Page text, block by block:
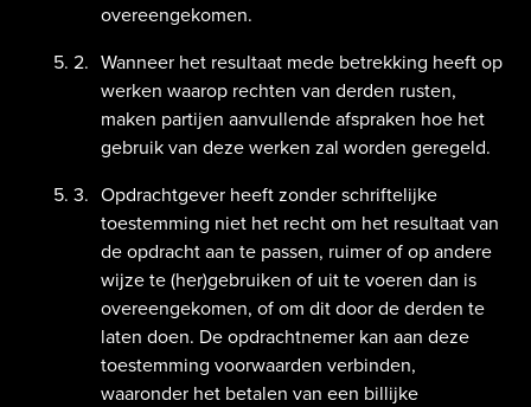
overeengekomen.
Wanneer het resultaat mede betrekking heeft op
werken waarop rechten van derden rusten,
maken partijen aanvullende afspraken hoe het
gebruik van deze werken zal worden geregeld.
Opdrachtgever heeft zonder schriftelijke
toestemming niet het recht om het resultaat van
de opdracht aan te passen, ruimer of op andere
wijze te (her)gebruiken of uit te voeren dan is
overeengekomen, of om dit door de derden te
laten doen. De opdrachtnemer kan aan deze
toestemming voorwaarden verbinden,
waaronder het betalen van een billijke